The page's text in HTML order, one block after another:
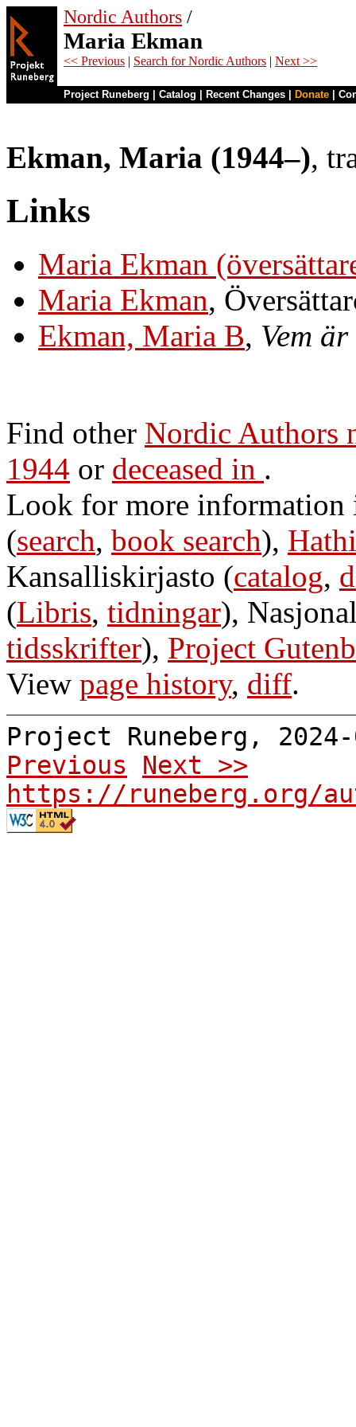
Nordic Authors /
Maria Ekman
<< Previous | Search for Nordic Authors | Next >>
Project Runeberg Catalog Recent Changes Donate
Ekman, Maria (1944–),
Links
Maria Ekman
Maria Ekman,
Ekman, Maria B, Vem
Find other Nordic Authors
1944 or deceased in .
Look for more
(search, book search),
Kansalliskirjasto (catalog,
(Libris, tidningar),
tidsskrifter), Project
View page history, diff.
Project Runeberg,
Previous
Next >>
https://runeberg.org/